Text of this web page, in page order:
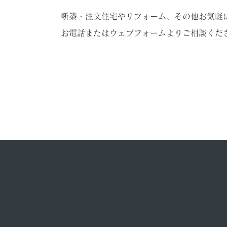
新築・注文住宅やリフォーム、その他お気軽
お電話またはウェブフォームよりご相談くだ